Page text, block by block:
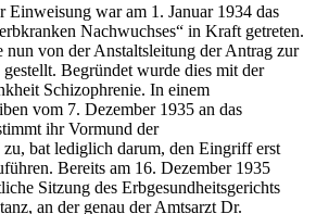
Einweisung war am 1. Januar 1934 das
Nach­wuchses“ in Kraft getreten.
nun von der Anstaltsleitung der Antrag zur
Begründet wurde dies mit der
Schizophrenie. In einem
vom 7. Dezember 1935 an das
ihr Vormund der
bat lediglich darum, den Eingriff erst
Bereits am 16. Dezember 1935
Sitzung des Erb­gesund­heitsgerichts
an der genau der Amtsarzt Dr.